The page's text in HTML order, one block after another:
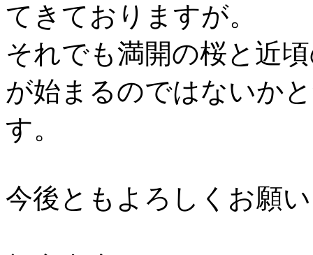
てきておりますが。
それでも満開の桜と近
が始まるのではないか
す。
今後ともよろしくお願